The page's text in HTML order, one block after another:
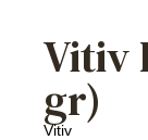
Vitiv
gr)
Vitiv